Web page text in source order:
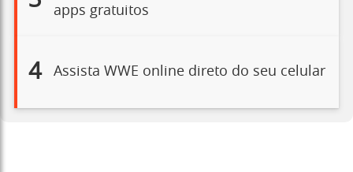
apps gratuitos
4 Assista WWE online direto do seu celular